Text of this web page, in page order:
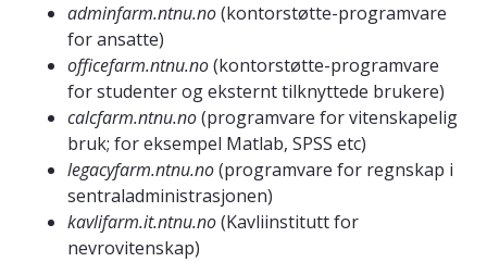
adminfarm.ntnu.no(kontorstøtte-programvare
for ansatte)
officefarm.ntnu.no(kontorstøtte-programvare
for studenter og eksternt tilknyttede brukere)
calcfarm.ntnu.no(programvare for vitenskapelig
bruk; for eksempel Matlab, SPSS etc)
legacyfarm.ntnu.no(programvare for regnskap i
sentraladministrasjonen)
kavlifarm.it.ntnu.no(Kavliinstitutt for
nevrovitenskap)